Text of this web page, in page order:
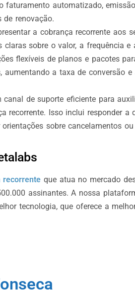
faturamento automatizado,
renovação.
a cobrança recorrente aos
claras sobre o valor, a frequência e
flexíveis de planos e pacotes
aumentando a taxa de conversão
canal de suporte eficiente para
recorrente. Isso inclui responder a
sobre cancelamentos
recorrente que atua no mercado
assinantes. A nossa
tecnologia, que oferece a